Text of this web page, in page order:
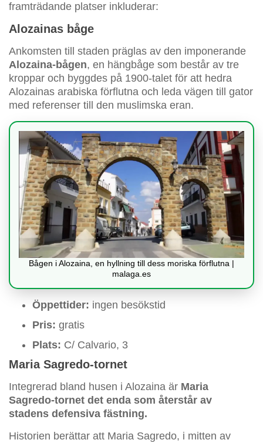
framträdande platser inkluderar:
Alozainas båge
Ankomsten till staden präglas av den imponerande
Alozaina-bågen, en hängbåge som består av tre
kroppar och byggdes på 1900-talet för att hedra
Alozainas arabiska förflutna och leda vägen till gator
med referenser till den muslimska eran.
Bågen i Alozaina, en hyllning till dess moriska förflutna |
malaga.es
Öppettider: ingen besökstid
Pris: gratis
Plats: C/ Calvario, 3
Maria Sagredo-tornet
Integrerad bland husen i Alozaina är Maria
Sagredo-tornet det enda som återstår av
stadens defensiva fästning.
Historien berättar att Maria Sagredo, i mitten av